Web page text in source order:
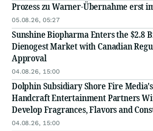
Prozess zu Warner-Übernahme erst
05.08.26, 05:27
Sunshine Biopharma Enters the $2.8
Dienogest Market with Canadian
Approval
04.08.26, 15:00
Dolphin Subsidiary Shore Fire
Handcraft Entertainment Partners
Develop Fragrances, Flavors and
to Define the World of 'Global' J-Pop
04.08.26, 15:00